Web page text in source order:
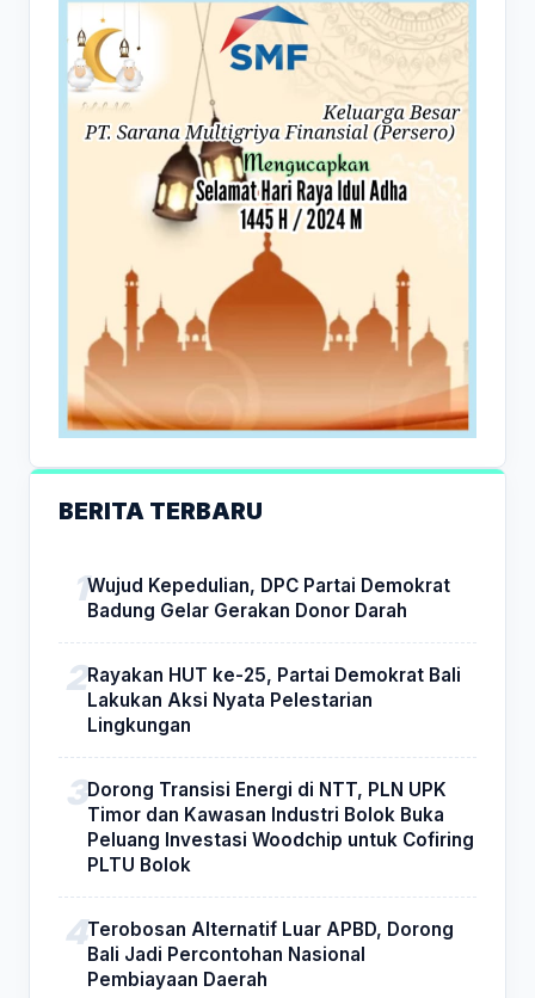
BERITA TERBARU
Wujud Kepedulian, DPC Partai Demokrat
Badung Gelar Gerakan Donor Darah
Rayakan HUT ke-25, Partai Demokrat Bali
Lakukan Aksi Nyata Pelestarian
Lingkungan
Dorong Transisi Energi di NTT, PLN UPK
Timor dan Kawasan Industri Bolok Buka
Peluang Investasi Woodchip untuk Cofiring
PLTU Bolok
Terobosan Alternatif Luar APBD, Dorong
Bali Jadi Percontohan Nasional
Pembiayaan Daerah